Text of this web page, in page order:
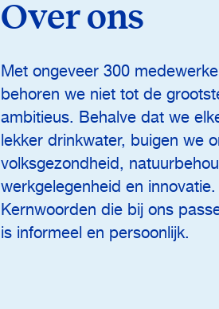
Over ons
Met ongeveer 300
behoren we niet tot de
ambitieus. Behalve dat we
lekker drinkwater, buigen we
volksgezondheid,
werkgelegenheid en innovatie.
Kernwoorden die bij ons
is informeel en persoonlijk.